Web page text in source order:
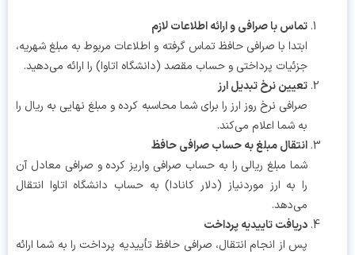
تماس با صرافی و ارائه اطلاعات لازم
ابتدا با صرافی حافظ تماس گرفته و اطلاعات مربوط به مبلغ شهریه،
جزئیات پرداختی و حساب مقصد (دانشگاه اتاوا) را ارائه می‌دهید.
تعیین نرخ تبدیل ارز
صرافی نرخ روز ارز را برای شما محاسبه کرده و مبلغ نهایی به ریال را
به شما اعلام می‌کند.
انتقال مبلغ به حساب صرافی حافظ
شما مبلغ ریالی را به حساب صرافی واریز کرده و صرافی معادل آن
را به ارز موردنیاز (دلار کانادا) به حساب دانشگاه اتاوا انتقال
می‌دهد.
دریافت تاییدیه پرداخت
پس از انجام انتقال، صرافی حافظ تأییدیه پرداخت را به شما ارائه